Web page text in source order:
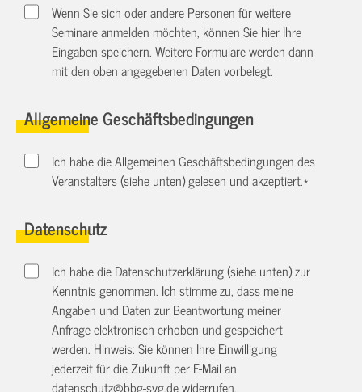
Wenn Sie sich oder andere Personen für weitere
Seminare anmelden möchten, können Sie hier Ihre
Eingaben speichern. Weitere Formulare werden dann
mit den oben angegebenen Daten vorbelegt.
Allgemeine Geschäftsbedingungen
Ich habe die Allgemeinen Geschäftsbedingungen des
Veranstalters (siehe unten) gelesen und akzeptiert.*
Datenschutz
Ich habe die Datenschutzerklärung (siehe unten) zur
Kenntnis genommen. Ich stimme zu, dass meine
Angaben und Daten zur Beantwortung meiner
Anfrage elektronisch erhoben und gespeichert
werden. Hinweis: Sie können Ihre Einwilligung
jederzeit für die Zukunft per E-Mail an
datenschutz@bbg-svg.dewiderrufen.